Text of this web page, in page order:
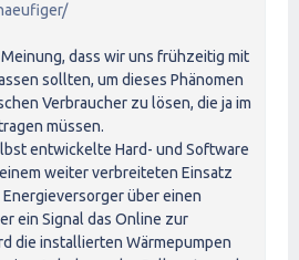
dass wir uns frühzeitig mit
sollten, um dieses Phänomen
Verbraucher zu lösen, die ja im
müssen.
entwickelte Hard- und Software
weiter verbreiteten Einsatz
über einen
ein Signal das Online zur
die installierten Wärmepumpen